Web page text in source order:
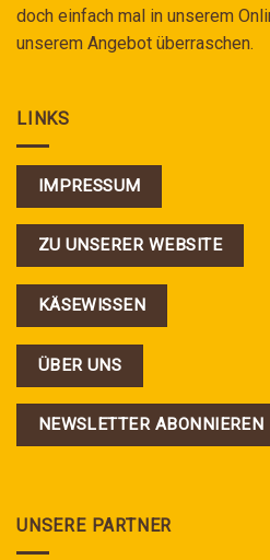
doch einfach mal in unserem
unserem Angebot überraschen.
LINKS
IMPRESSUM
ZU UNSERER WEBSITE
KÄSEWISSEN
ÜBER UNS
NEWSLETTER ABONNIEREN
UNSERE PARTNER